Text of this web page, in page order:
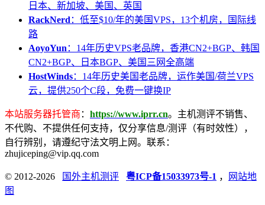
日本、新加坡、美国、英国
RackNerd ：低至$10/年的美国VPS，13个机房，国际线
路
AoyoYun ：14年历史VPS老品牌，香港CN2+BGP、韩国
CN2+BGP、日本BGP、美国三网全高端
HostWinds：14年历史美国老品牌，运作美国/荷兰VPS
云，提供250个C段，免费一键换IP
本站服务器托管商 ： https://www.iprr.cn。主机测评不销售、
不代购、不提供任何支持，仅分享信息/测评（有时效性），
自行辨别，请遵纪守法文明上网。联系：
zhujiceping@vip.qq.com
© 2012-2026 国外主机测评 粤ICP备15033973号-1 ，
网站地
图